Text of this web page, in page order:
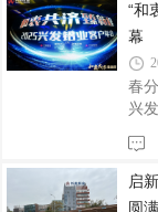
的
新
利
率
一
聚
化
完
“和
幕
春
兴
庆
作
展
启
圆